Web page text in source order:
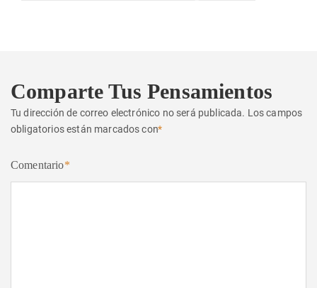
Comparte Tus Pensamientos
Tu dirección de correo electrónico no será publicada. Los campos
obligatorios están marcados con*
Comentario*